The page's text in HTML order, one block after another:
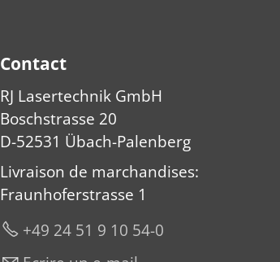
Contact
RJ Lasertechnik GmbH
Boschstrasse 20
D-52531 Übach-Palenberg
Livraison de marchandises:
Fraunhoferstrasse 1
+49 24 51 9 10 54-0